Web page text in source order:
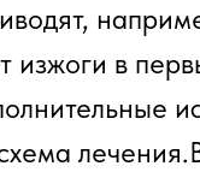
изжоги в